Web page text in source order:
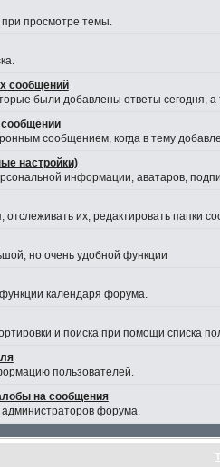
просмотре темы.
сообщений
были добавлены ответы сегодня,
сообщением, когда в тему
настройки)
информации, аватаров,
их, редактировать папки
но очень удобной функции
календаря форума.
и поиска при помощи списка
пользователей.
на сообщения
администраторов форума.